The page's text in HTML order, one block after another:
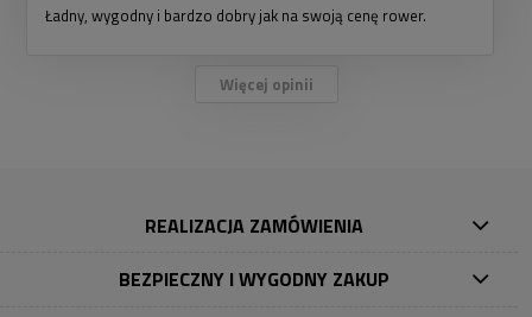
Ładny, wygodny i bardzo dobry jak na swoją cenę rower.
Więcej opinii
REALIZACJA ZAMÓWIENIA
BEZPIECZNY I WYGODNY ZAKUP